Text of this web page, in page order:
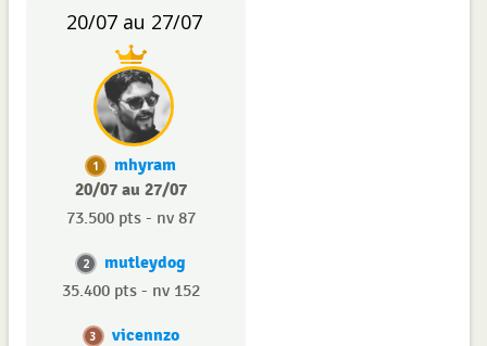
20/07 au 27/07
1
mhyram
20/07 au 27/07
73.500 pts - nv 87
2 mutleydog
35.400 pts - nv 152
3 vicennzo